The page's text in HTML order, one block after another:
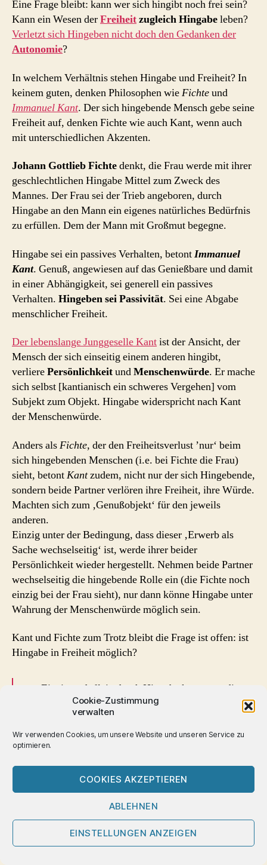
Cookie-Zustimmung
verwalten
Wir verwenden Cookies, um unsere Website und unseren Service zu
optimieren.
COOKIES AKZEPTIEREN
ABLEHNEN
EINSTELLUNGEN ANZEIGEN
Eine Frage bleibt: kann wer sich hingibt noch frei sein?
Kann ein Wesen derFreiheitzugleich Hingabeleben?
Verletzt sich Hingeben nicht doch den Gedanken der
Autonomie?
In welchem Verhältnis stehen Hingabe und Freiheit? In
keinem guten, denken Philosophen wieFichteund
Immanuel Kant. Der sich hingebende Mensch gebe seine
Freiheit auf, denken Fichte wie auch Kant, wenn auch
mit unterschiedlichen Akzenten.
Johann Gottlieb Fichtedenkt, die Frau werde mit ihrer
geschlechtlichen Hingabe Mittel zum Zweck des
Mannes. Der Frau sei der Trieb angeboren, durch
Hingabe an den Mann ein eigenes natürliches Bedürfnis
zu erfüllen. Dem der Mann mit Großmut begegne.
Hingabe sei ein passives Verhalten, betontImmanuel
Kant. Genuß, angewiesen auf das Genießbare und damit
in einer Abhängigkeit, sei generell ein passives
Verhalten. Hingeben sei Passivität. Sei eine Abgabe
menschlicher Freiheit.
Der lebenslange Junggeselle Kantist der Ansicht, der
Mensch der sich einseitig einem anderen hingibt,
verlierePersönlichkeitundMenschenwürde. Er mache
sich selbst [kantianisch ein schweres Vergehen] vom
Subjekt zum Objekt. Hingabe widerspricht nach Kant
der Menschenwürde.
Anders alsFichte, der den Freiheitsverlust ’nur‘ beim
sich hingebenden Menschen (i.e. bei Fichte die Frau)
sieht, betontKantzudem, nicht nur der sich Hingebende,
sondern beide Partner verlören ihre Freiheit, ihre Würde.
Machten sich zum ‚Genußobjekt‘ für den jeweils
anderen.
Einzig unter der Bedingung, dass dieser ‚Erwerb als
Sache wechselseitig‘ ist, werde ihrer beider
Persönlichkeit wieder hergestellt. Nehmen beide Partner
wechselseitig die hingebende Rolle ein (die Fichte noch
einzig bei der Frau sieht), nur dann könne Hingabe unter
Wahrung der Menschenwürde möglich sein.
Kant und Fichte zum Trotz bleibt die Frage ist offen: ist
Hingabe in Freiheit möglich?
Einzig und allein durch Hingabe kann man die
absolute Wahrheit erkennen.
(Sogyal Rinpoche)
Ja, es kann Hingabe inFreiheitgeben.
Und wenn Hingabe mit Kant notwendig Selbstaufgabe,
Objekt-Werden bedeuten sollte – ist dann eine
Beziehung, in der einer der Liebenden sich dem anderen
schenkt, überhaupt als Sich-Begegnen zweier freier